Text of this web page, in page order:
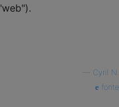
Cyril N.
fonte